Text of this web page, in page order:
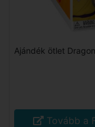
Ajándék ötlet
Tovább a